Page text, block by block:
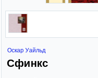
Оскар Уайльд
Сфинкс